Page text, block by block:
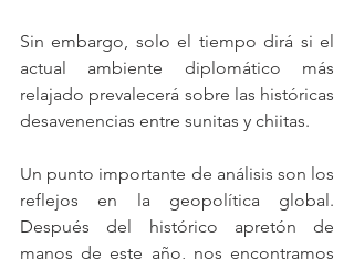
Sin embargo, solo el tiempo dirá si el
actual ambiente diplomático más
relajado prevalecerá sobre las históricas
desavenencias entre sunitas y chiitas.
Un punto importante de análisis son los
reflejos en la geopolítica global.
Después del histórico apretón de
manos de este año, nos encontramos